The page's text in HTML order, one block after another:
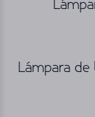
Lámpara